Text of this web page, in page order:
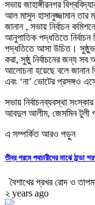
সভায় জাহাঙ্গীরনগর
আল মাসুদ হাসানুজ্জামান তার
জানান , সভায় নির্বাচন
আনুপাতিক পদ্ধতিতে
পদ্ধতিতে আসা উচিত।
করা, সুষ্ঠু নির্বাচনের জন্য
আলোচনা হয়েছে বলে জানান
এবং ‘না’ ভোটের প্রসঙ্গও
সভায় নির্বাচনব্যবস্থা
আবদুল আলীম, জেসমিন টুলী
এ সম্পর্কিত আরও পড়ুন
তীব্র গরমে পথচারীদের মাঝে ঠান্ডা
বৈশাখের প্রখর রোদ ও
২ years ago